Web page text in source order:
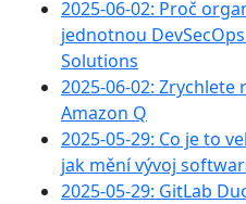
2025-06-02: Proč
jednotnou
Solutions
2025-06-02: Zrychlete
Amazon Q
2025-05-29: Co je to
jak mění vývoj
2025-05-29: GitLab